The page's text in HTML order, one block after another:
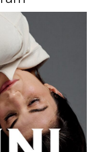
the new...